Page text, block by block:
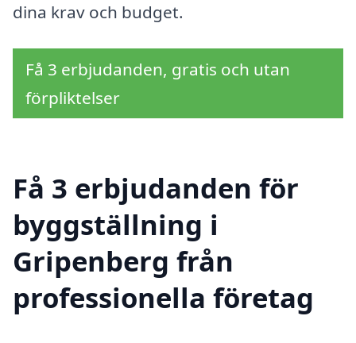
dina krav och budget.
Få 3 erbjudanden, gratis och utan
förpliktelser
Få 3 erbjudanden för
byggställning i
Gripenberg från
professionella företag